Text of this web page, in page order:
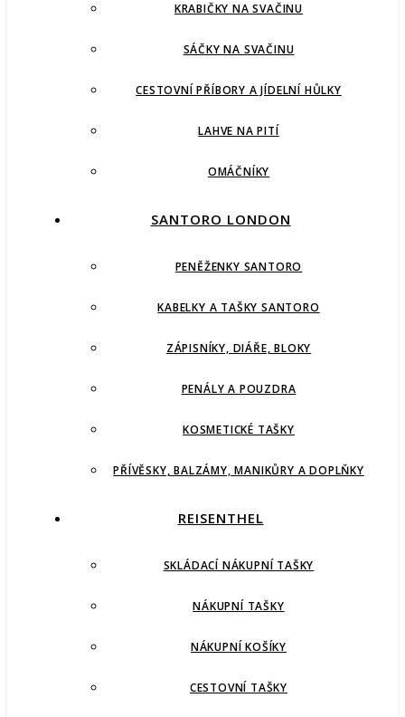
KRABIČKY NA SVAČINU
SÁČKY NA SVAČINU
CESTOVNÍ PŘÍBORY A JÍDELNÍ HŮLKY
LAHVE NA PITÍ
OMÁČNÍKY
SANTORO LONDON
PENĚŽENKY SANTORO
KABELKY A TAŠKY SANTORO
ZÁPISNÍKY, DIÁŘE, BLOKY
PENÁLY A POUZDRA
KOSMETICKÉ TAŠKY
PŘÍVĚSKY, BALZÁMY, MANIKŮRY A DOPLŇKY
REISENTHEL
SKLÁDACÍ NÁKUPNÍ TAŠKY
NÁKUPNÍ TAŠKY
NÁKUPNÍ KOŠÍKY
CESTOVNÍ TAŠKY